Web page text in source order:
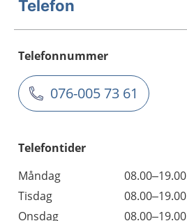
Telefon
Telefonnummer
076-005 73 61
Telefontider
Måndag
08.00–19.00
Tisdag
08.00–19.00
Onsdag
08.00–19.00